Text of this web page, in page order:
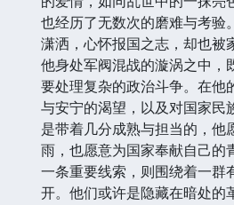
也经历了无数次的磨难与考验
潇洒，心怀报国之志，却也被
他身处军阀混战的漩涡之中，
要处理复杂的政治斗争。在他
与安宁的渴望，以及对国家民
是带着几分成熟与担当的，他
雨，也愿意为国家奉献自己的
一条重要线索，则围绕着一群
开。他们或许是隐藏在暗处的